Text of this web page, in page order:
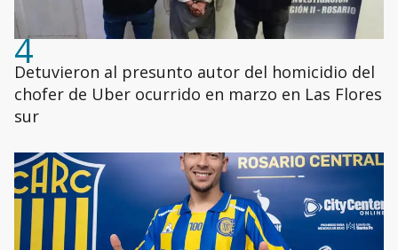
4
Detuvieron al presunto autor del homicidio del
chofer de Uber ocurrido en marzo en Las Flores
sur